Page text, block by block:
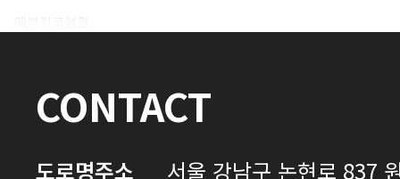
CONTACT
도로명주소
서울 강남구 논현로 837